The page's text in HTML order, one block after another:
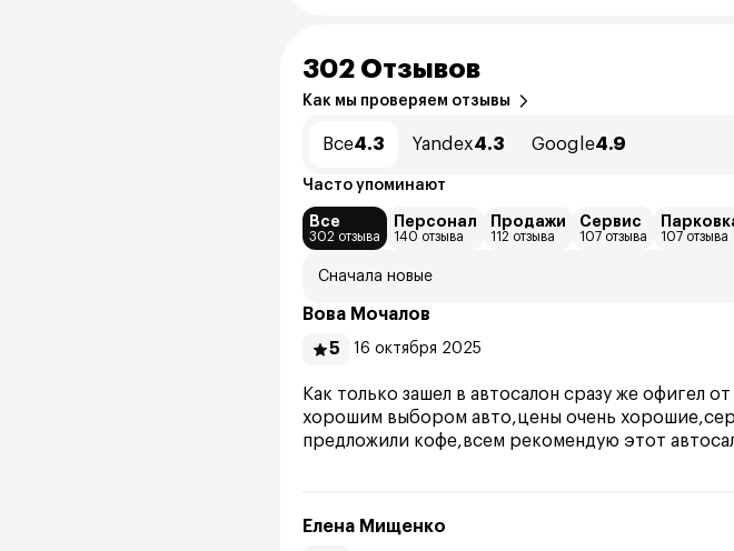
302 Отзывов
Как мы проверяем отзывы
Все4.3 Yandex4.3 Google4.9
Часто упоминают
Все
302 отзыва
Персонал
140 отзыва
Продажи
112 отзыва
Сервис
107 отзыва 107 отзыва
Сначала новые
Вова Мочалов
5
16 октября 2025
Как только зашел в автосалон сразу же офигел
хорошим выбором авто,цены очень
предложили кофе,всем рекомендую этот
Елена Мищенко